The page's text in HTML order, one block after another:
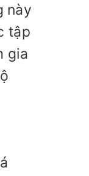
này
tập
gia